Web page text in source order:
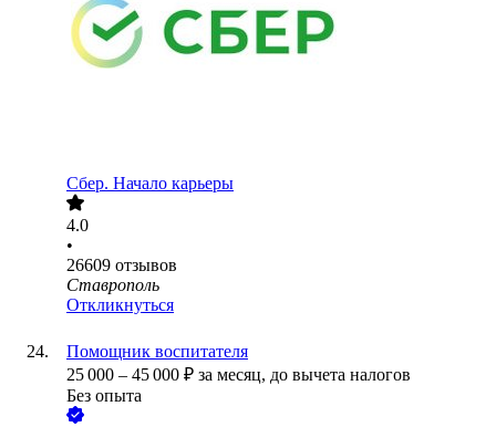
Сбер. Начало карьеры
4.0
•
26609 отзывов
Ставрополь
Откликнуться
Помощник воспитателя
25 000 – 45 000 ₽ за месяц, до вычета налогов
Без опыта